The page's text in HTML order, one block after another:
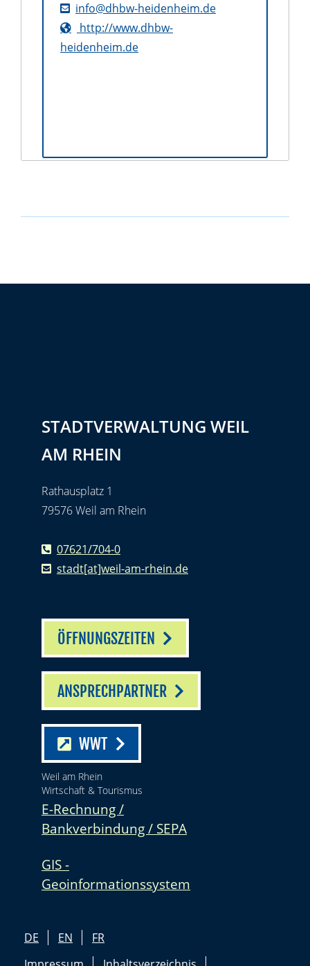
info@dhbw-heidenheim.de
http://www.dhbw-
heidenheim.de
STADTVERWALTUNG WEIL
AM RHEIN
Rathausplatz 1
79576 Weil am Rhein
07621/704-0
stadt[at]weil-am-rhein.de
ÖFFNUNGSZEITEN
ANSPRECHPARTNER
WWT
Weil am Rhein
Wirtschaft & Tourismus
E-Rechnung /
Bankverbindung / SEPA
GIS -
Geoinformationssystem
DE EN
FR